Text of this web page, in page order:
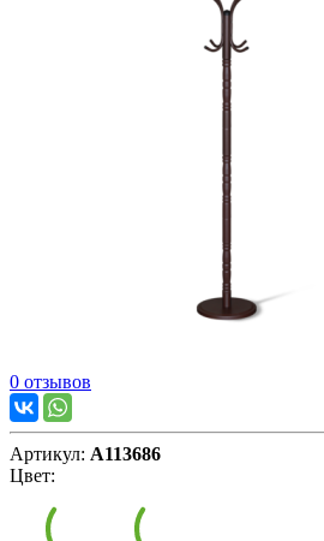
0 отзывов
Артикул: А113686
Цвет: